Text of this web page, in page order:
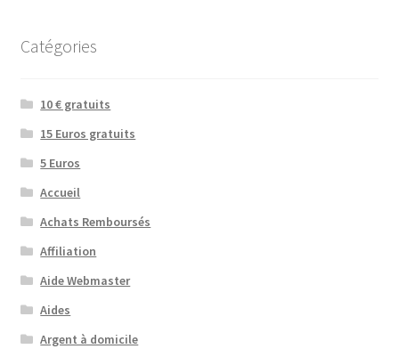
Catégories
10 € gratuits
15 Euros gratuits
5 Euros
Accueil
Achats Remboursés
Affiliation
Aide Webmaster
Aides
Argent à domicile